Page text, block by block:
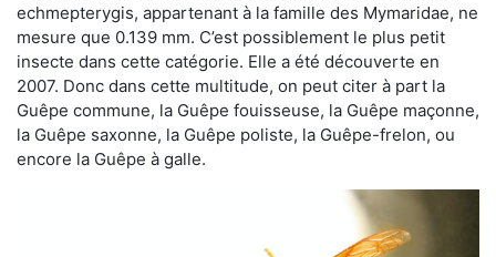
echmepterygis, appartenant à la famille des Mymaridae, ne
mesure que 0.139 mm. C’est possiblement le plus petit
insecte dans cette catégorie. Elle a été découverte en
2007. Donc dans cette multitude, on peut citer à part la
Guêpe commune, la Guêpe fouisseuse, la Guêpe maçonne,
la Guêpe saxonne, la Guêpe poliste, la Guêpe-frelon, ou
encore la Guêpe à galle.